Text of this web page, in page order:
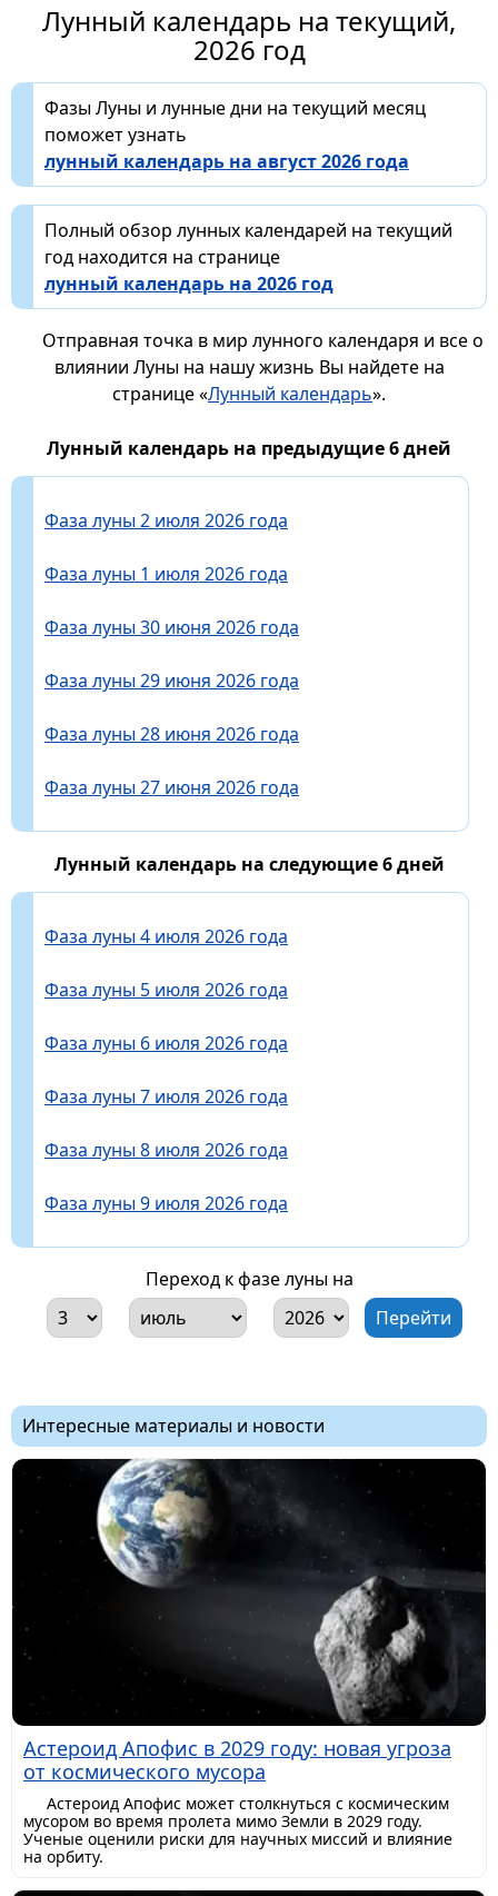
Лунный календарь на текущий,
2026 год
Фазы Луны и лунные дни на текущий месяц
поможет узнать
лунный календарь на август 2026 года
Полный обзор лунных календарей на текущий
год находится на странице
лунный календарь на 2026 год
Отправная точка в мир лунного календаря и все о
влиянии Луны на нашу жизнь Вы найдете на
странице «Лунный календарь».
Лунный календарь на предыдущие 6 дней
Фаза луны 2 июля 2026 года
Фаза луны 1 июля 2026 года
Фаза луны 30 июня 2026 года
Фаза луны 29 июня 2026 года
Фаза луны 28 июня 2026 года
Фаза луны 27 июня 2026 года
Лунный календарь на следующие 6 дней
Фаза луны 4 июля 2026 года
Фаза луны 5 июля 2026 года
Фаза луны 6 июля 2026 года
Фаза луны 7 июля 2026 года
Фаза луны 8 июля 2026 года
Фаза луны 9 июля 2026 года
Переход к фазе луны на
Интересные материалы и новости
Астероид Апофис в 2029 году: новая угроза
от космического мусора
Астероид Апофис может столкнуться с космическим
мусором во время пролета мимо Земли в 2029 году.
Ученые оценили риски для научных миссий и влияние
на орбиту.